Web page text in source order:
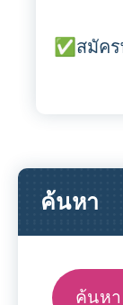
✅สมัคร
ค้นหา
ค้นหา: